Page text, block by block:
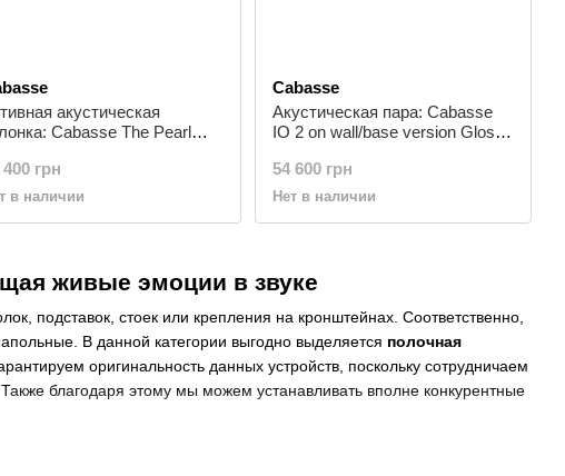
живые эмоции в звуке
подставок, стоек или крепления на кронштейнах. Соответственно,
В данной категории выгодно выделяется полочная
оригинальность данных устройств, поскольку сотрудничаем
благодаря этому мы можем устанавливать вполне конкурентные
акустическая
Cabasse The Pearl
грн
в наличии
Cabasse
Акустическая пара: Cabasse
IO 2 on wall/base version Glossy
54 600 грн
Нет в наличии